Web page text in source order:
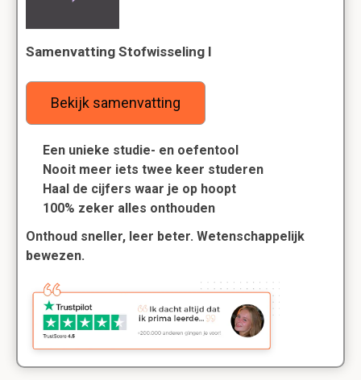
Samenvatting Stofwisseling I
Bekijk samenvatting
Een unieke studie- en oefentool
Nooit meer iets twee keer studeren
Haal de cijfers waar je op hoopt
100% zeker alles onthouden
Onthoud sneller, leer beter. Wetenschappelijk
bewezen.